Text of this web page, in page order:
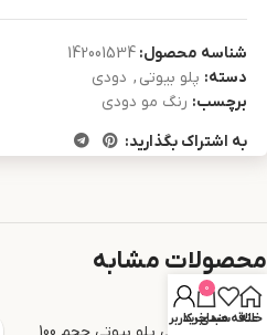
شناسه محصول: 142001534
دسته: پلو بیوتی , دودی
برچسب: رنگ مو دودی
به اشتراک بگذارید:
محصولات مشابه
خانه
علاقه مندی
0
سبد خرید
حساب کاربری من